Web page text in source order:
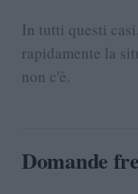
In tutti questi
rapidamente la
non c'è.
Domande